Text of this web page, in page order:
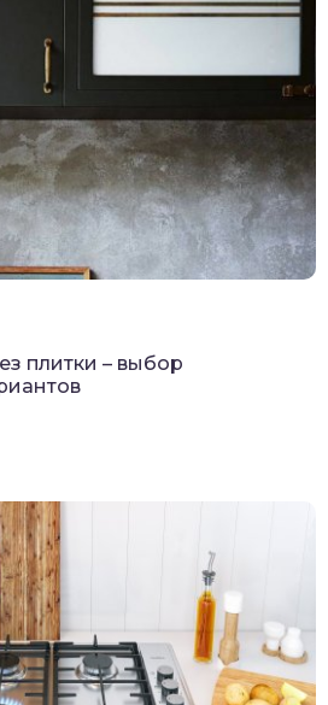
плитки – выбор